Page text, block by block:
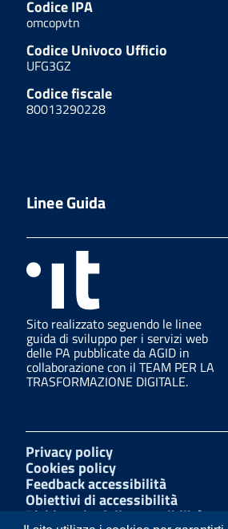
Codice IPA
omcopvtn
Codice Univoco Ufficio
UFG3GZ
Codice fiscale
80013290228
Linee Guida
Sito realizzato seguendo le linee
guida di sviluppo per i servizi web
delle PA pubblicate da AGID in
collaborazione con il TEAM PER LA
TRASFORMAZIONE DIGITALE.
Privacy policy
Cookies policy
Feedback accessibilità
Obiettivi di accessibilità
Dichiarazioni di accessibilità